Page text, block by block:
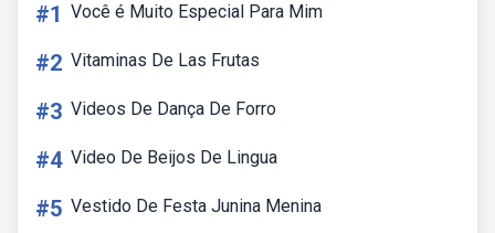
#1 Você é Muito Especial Para Mim
#2 Vitaminas De Las Frutas
#3 Videos De Dança De Forro
#4 Video De Beijos De Lingua
#5 Vestido De Festa Junina Menina